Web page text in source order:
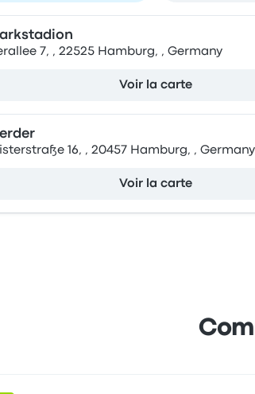
7, , 22525 Hamburg, , Germany
Voir la carte
16, , 20457 Hamburg, , Germany
Voir la carte